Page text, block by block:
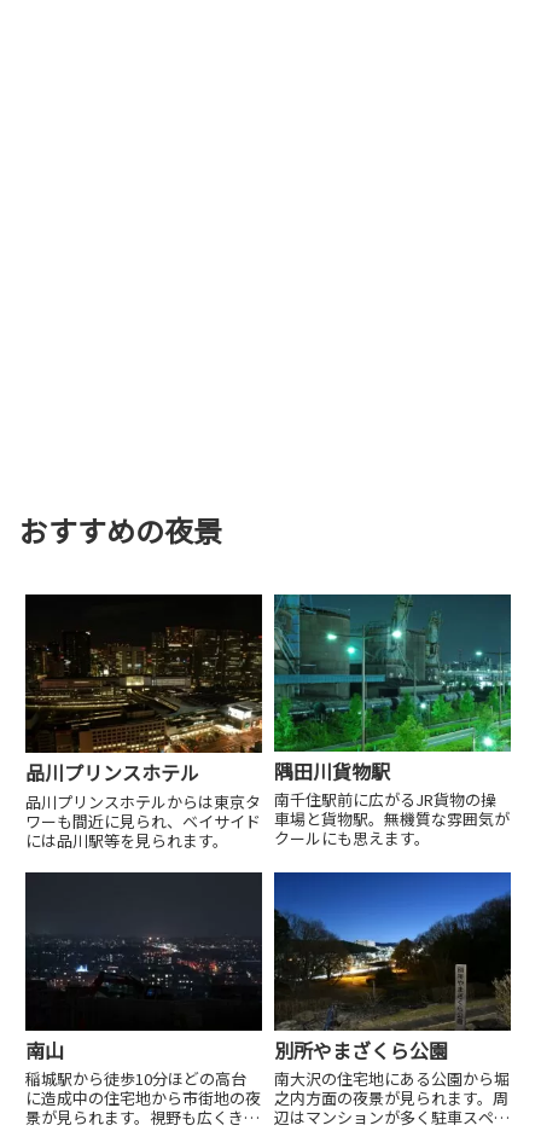
おすすめの夜景
品川プリンスホテル
品川プリンスホテルからは東京タ
ワーも間近に見られ、ベイサイド
には品川駅等を見られます。
隅田川貨物駅
南千住駅前に広がるJR貨物の操
車場と貨物駅。無機質な雰囲気が
クールにも思えます。
南山
稲城駅から徒歩10分ほどの高台
に造成中の住宅地から市街地の夜
景が見られます。視野も広くきれ
別所やまざくら公園
南大沢の住宅地にある公園から堀
之内方面の夜景が見られます。周
辺はマンションが多く駐車スペー